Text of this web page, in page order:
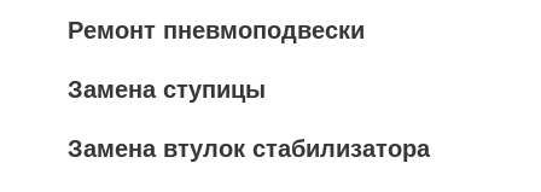
Ремонт пневмоподвески
Замена ступицы
Замена втулок стабилизатора